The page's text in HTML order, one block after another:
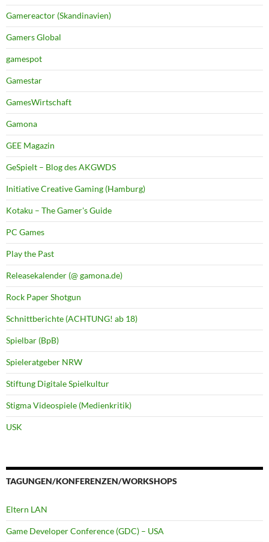
Gamereactor (Skandinavien)
Gamers Global
gamespot
Gamestar
GamesWirtschaft
Gamona
GEE Magazin
GeSpielt – Blog des AKGWDS
Initiative Creative Gaming (Hamburg)
Kotaku – The Gamer's Guide
PC Games
Play the Past
Releasekalender (@ gamona.de)
Rock Paper Shotgun
Schnittberichte (ACHTUNG! ab 18)
Spielbar (BpB)
Spieleratgeber NRW
Stiftung Digitale Spielkultur
Stigma Videospiele (Medienkritik)
USK
TAGUNGEN/KONFERENZEN/WORKSHOPS
Eltern LAN
Game Developer Conference (GDC) – USA